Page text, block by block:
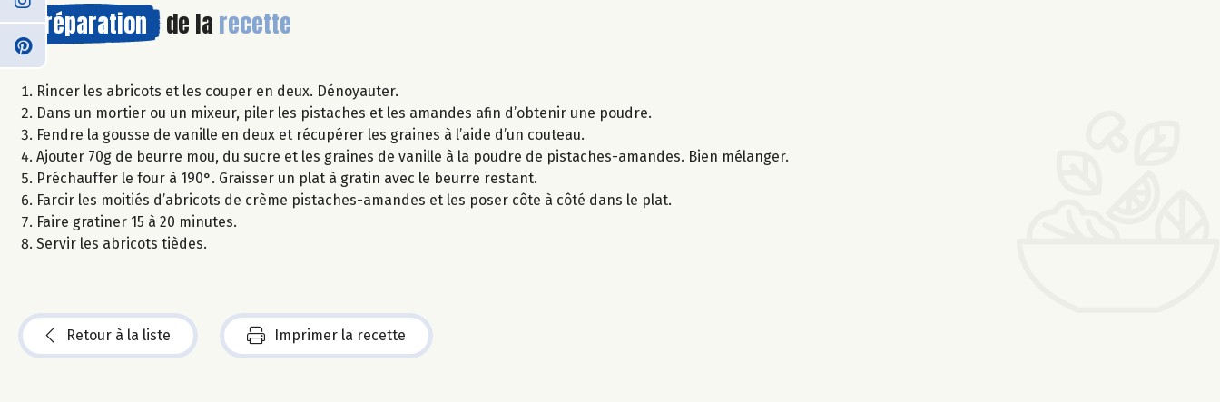
Préparation de la recette
Rincer les abricots et les couper en deux. Dénoyauter.
Dans un mortier ou un mixeur, piler les pistaches et les amandes afin d’obtenir une poudre.
Fendre la gousse de vanille en deux et récupérer les graines à l’aide d’un couteau.
Ajouter 70g de beurre mou, du sucre et les graines de vanille à la poudre de pistaches-amandes. Bien mélanger.
Préchauffer le four à 190°. Graisser un plat à gratin avec le beurre restant.
Farcir les moitiés d’abricots de crème pistaches-amandes et les poser côte à côté dans le plat.
Faire gratiner 15 à 20 minutes.
Servir les abricots tièdes.
Retour à la liste Imprimer la recette